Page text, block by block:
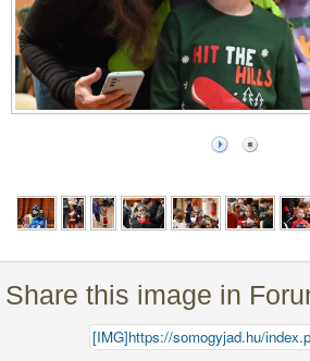
Share this image in